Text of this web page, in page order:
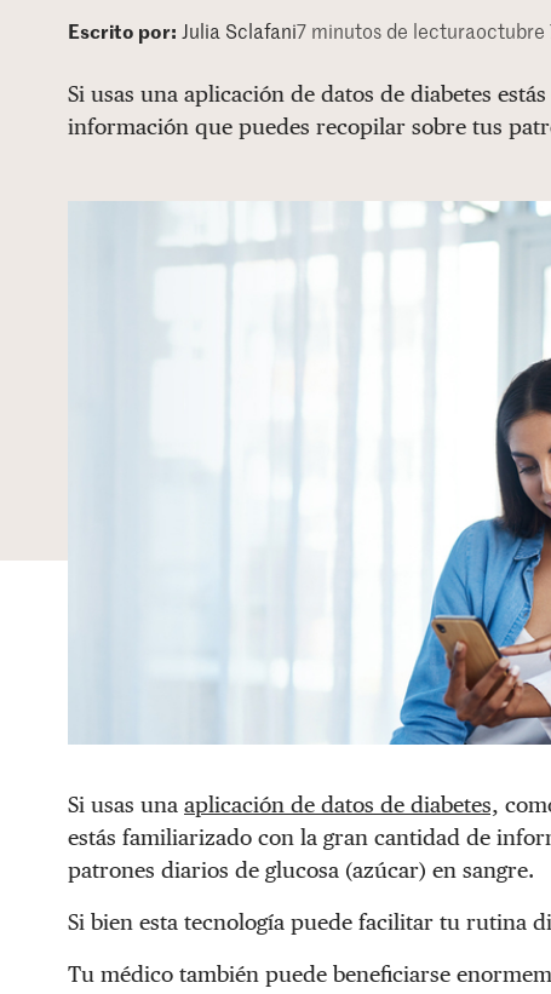
Escrito por: Julia Sclafani7 minutos de lecturaoctubre
Si usas una aplicación de datos de diabetes
información que puedes recopilar sobre tus
Si usas una aplicación de datos de diabetes,
estás familiarizado con la gran cantidad de
patrones diarios de glucosa (azúcar) en sangre.
Si bien esta tecnología puede facilitar tu rutina
Tu médico también puede beneficiarse